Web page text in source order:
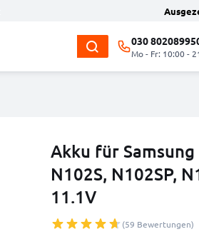
030
Mo - Fr: 10:00 -
Akku für
N102S, N102SP,
11.1V
(59 Bewertungen)